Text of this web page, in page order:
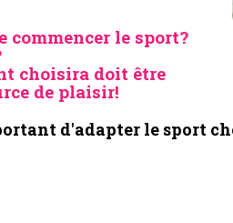
commencer le sport?
choisira doit être
de plaisir!
d'adapter le sport